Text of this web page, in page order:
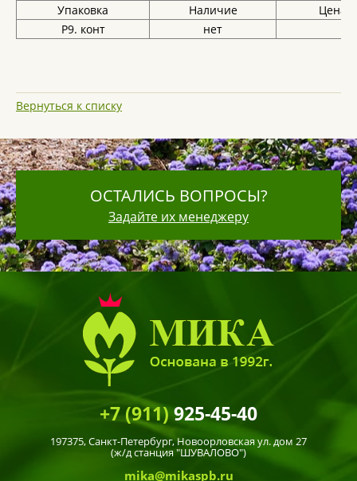
Упаковка Наличие
Цена,
Р9. конт
нет
Вернуться к списку
ОСТАЛИСЬ ВОПРОСЫ?
Задайте их менеджеру
+7 (911)925-45-40
197375,Санкт-Петербург, Новоорловская ул. дом 27
(ж/д станция "ШУВАЛОВО")
mika@mikaspb.ru